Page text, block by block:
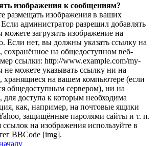
изображения к сообщениям?
размещать изображения в ваших
администратор разрешил добавлять
загрузить изображение на
Если нет, вы должны указать ссылку на
сохранённое на общедоступном веб-
ссылки: http://www.example.com/my-
можете указывать ссылку ни на
хранящиеся на вашем компьютере (если
общедоступным сервером), ни на
для доступа к которым необходима
как, например, на почтовые ящики
защищённые паролями сайты и т. п.
ссылок на изображения используйте в
BBCode [img].